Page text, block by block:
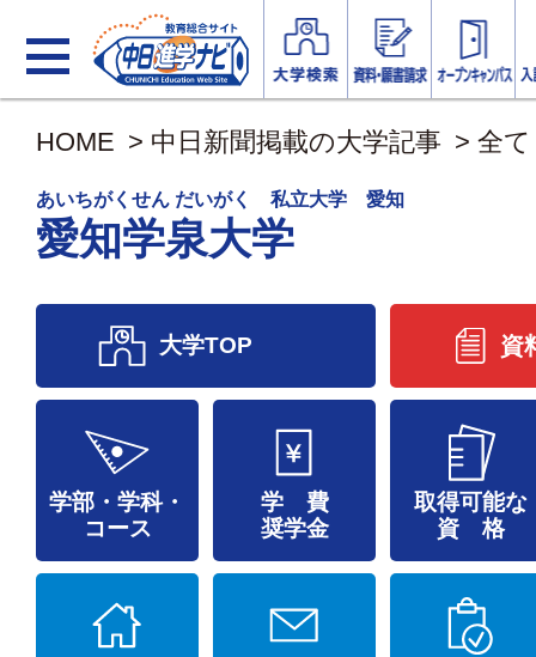
HOME > 中日新聞掲載の大学記事 > 全て
あいちがくせん だいがく 私立大学 愛知
愛知学泉大学
資
大学TOP
学部・学科・
コース
学 費
奨学金
取得可能な
資 格